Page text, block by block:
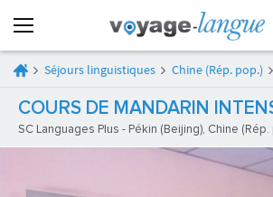
Séjours linguistiques Chine (Rép. pop.)
COURS DE MANDARIN
SC Languages Plus - Pékin (Beijing), Chine (Rép.